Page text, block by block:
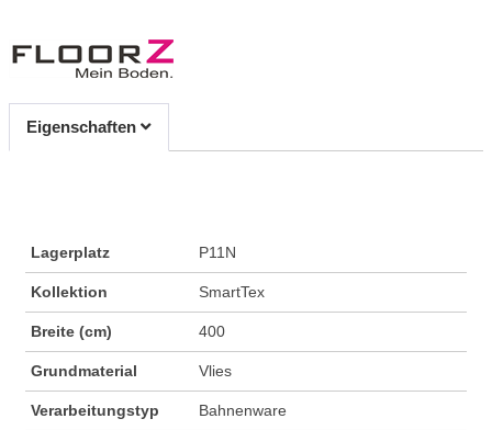
Eigenschaften
Lagerplatz P11N
Kollektion SmartTex
Breite (cm) 400
Grundmaterial Vlies
Verarbeitungstyp Bahnenware